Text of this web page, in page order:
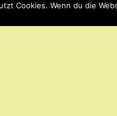
Cookies. Wenn du die